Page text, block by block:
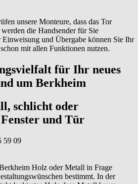
unsere Monteure, dass das Tor
die Handsender für Sie
und Übergabe können Sie Ihr
mit allen Funktionen nutzen.
für Ihr neues
um Berkheim
schlicht oder
und Tür
Holz oder Metall in Frage
bestimmt. In der